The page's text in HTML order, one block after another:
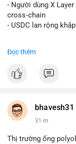
- Người dùng X
cross‑chain
- USDC lan rộng
📰 Nguồn:
Đọc thêm
bhavesh31
31 m
Thị trường ống